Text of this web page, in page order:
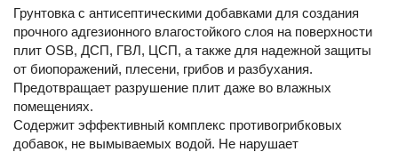
Грунтовка с антисептическими добавками для создания
прочного адгезионного влагостойкого слоя на поверхности
плит OSB, ДСП, ГВЛ, ЦСП, а также для надежной защиты
от биопоражений, плесени, грибов и разбухания.
Предотвращает разрушение плит даже во влажных
помещениях.
Содержит эффективный комплекс противогрибковых
добавок, не вымываемых водой. Не нарушает